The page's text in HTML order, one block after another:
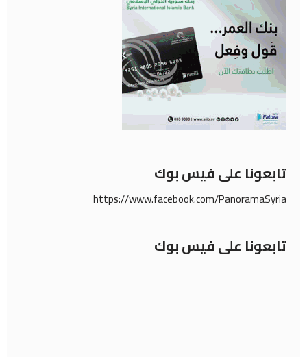
تابعونا على فيس بوك
https://www.facebook.com/PanoramaSyria
تابعونا على فيس بوك